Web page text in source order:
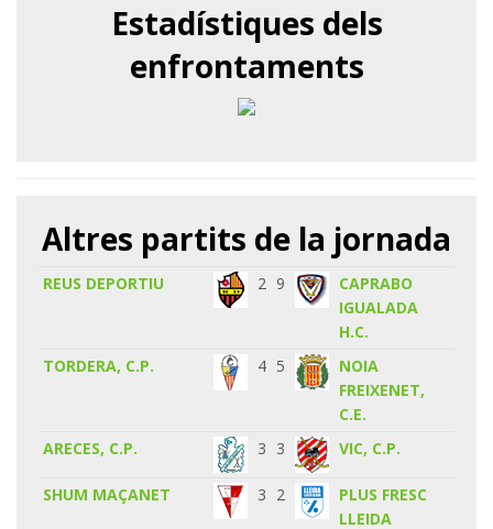
Estadístiques dels
enfrontaments
Altres partits de la jornada
REUS DEPORTIU 2 9
CAPRABO
IGUALADA
H.C.
TORDERA, C.P.
4 5
NOIA
FREIXENET,
C.E.
ARECES, C.P.
3 3 VIC, C.P.
SHUM MAÇANET 3 2
PLUS FRESC
LLEIDA